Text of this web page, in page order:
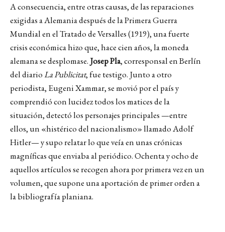
A consecuencia, entre otras causas, de las reparaciones
exigidas a Alemania después de la Primera Guerra
Mundial en el Tratado de Versalles (1919), una fuerte
crisis económica hizo que, hace cien años, la moneda
alemana se desplomase. Josep Pla, corresponsal en Berlín
del diarioLa Publicitat, fue testigo. Junto a otro
periodista, Eugeni Xammar, se movió por el país y
comprendió con lucidez todos los matices de la
situación, detectó los personajes principales —entre
ellos, un «histérico del nacionalismo» llamado Adolf
Hitler— y supo relatar lo que veía en unas crónicas
magníficas que enviaba al periódico. Ochenta y ocho de
aquellos artículos se recogen ahora por primera vez en un
volumen, que supone una aportación de primer orden a
la bibliografía planiana.